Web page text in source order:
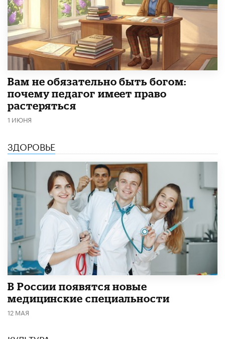
​Вам не обязательно быть богом:
почему педагог имеет право
растеряться
1 ИЮНЯ
ЗДОРОВЬЕ
В России появятся новые
медицинские специальности
12 МАЯ